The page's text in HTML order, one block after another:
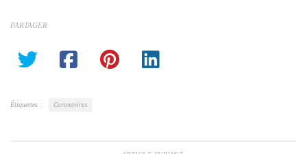
PARTAGER
Étiquettes : Coronavirus